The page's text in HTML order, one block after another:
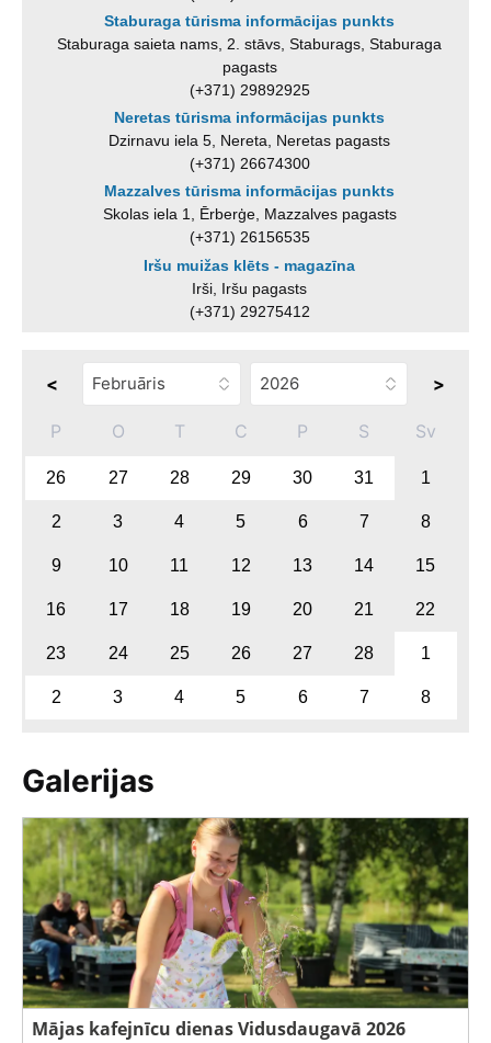
Staburaga tūrisma informācijas punkts
Staburaga saieta nams, 2. stāvs, Staburags, Staburaga
pagasts
(+371) 29892925
Neretas tūrisma informācijas punkts
Dzirnavu iela 5, Nereta, Neretas pagasts
(+371) 26674300
Mazzalves tūrisma informācijas punkts
Skolas iela 1, Ērberģe, Mazzalves pagasts
(+371) 26156535
Iršu muižas klēts - magazīna
Irši, Iršu pagasts
(+371) 29275412
< >
P O T C P S Sv
26 27 28 29 30 31 1
2 3 4 5 6 7 8
9 10 11 12 13 14 15
16 17 18 19 20 21 22
23 24 25 26 27 28 1
2 3 4 5 6 7 8
Galerijas
Mājas kafejnīcu dienas Vidusdaugavā 2026